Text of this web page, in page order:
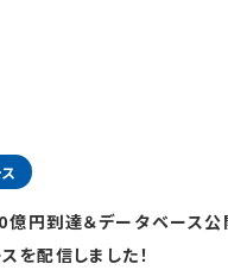
億円到達＆データベース公
を配信しました！